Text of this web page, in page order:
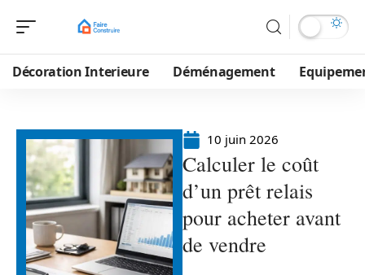
Décoration Interieure Déménagement
10 juin 2026
Calculer le coût
d’un prêt relais
pour acheter avant
de vendre